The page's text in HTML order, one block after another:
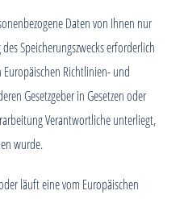
Daten von Ihnen nur
Speicherungszwecks erforderlich
Richtlinien- und
Gesetzgeber in Gesetzen oder
Verantwortliche unterliegt,
wurde.
läuft eine vom Europäischen